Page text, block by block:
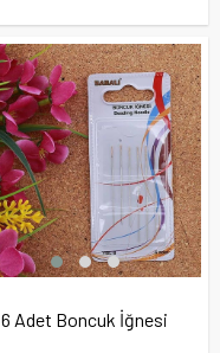
6 Adet Boncuk İğnesi